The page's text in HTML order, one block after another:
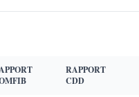
RAPPORT
CDD